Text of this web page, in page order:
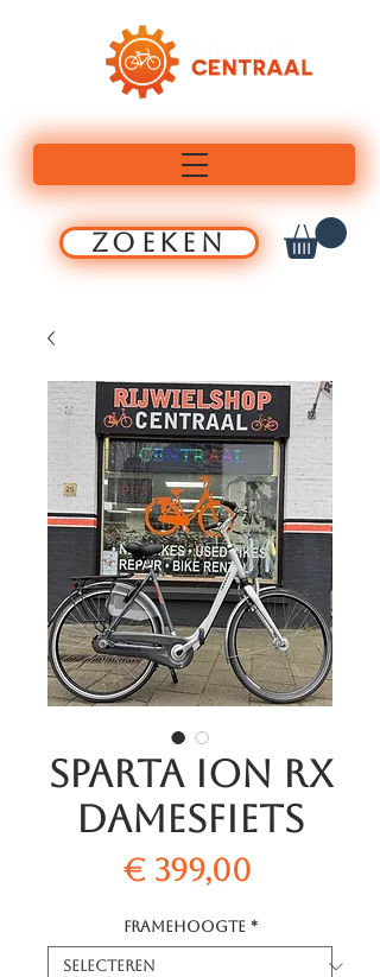
ZOEKEN
Sparta Ion RX
Damesfiets
€ 399,00Prijs
Framehoogte *